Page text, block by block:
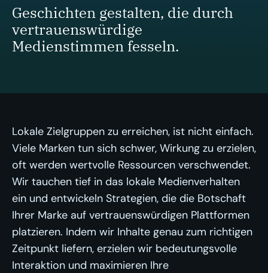
Geschichten gestalten, die durch
vertrauenswürdige
Medienstimmen fesseln.
Lokale Zielgruppen zu erreichen, ist nicht einfach.
Viele Marken tun sich schwer, Wirkung zu erzielen,
oft werden wertvolle Ressourcen verschwendet.
Wir tauchen tief in das lokale Medienverhalten
ein und entwickeln Strategien, die die Botschaft
Ihrer Marke auf vertrauenswürdigen Plattformen
platzieren. Indem wir Inhalte genau zum richtigen
Zeitpunkt liefern, erzielen wir bedeutungsvolle
Interaktion und maximieren Ihre